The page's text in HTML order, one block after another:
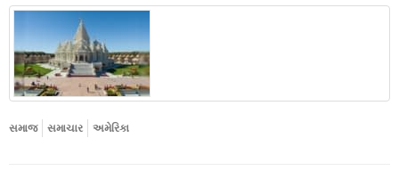
સમાજ સમાચાર અમેરિકા